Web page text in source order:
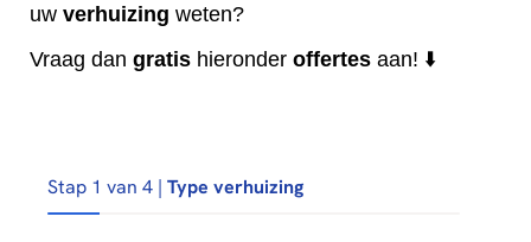
uw verhuizing weten?
Vraag dan gratis hieronder offertes aan! ⬇️